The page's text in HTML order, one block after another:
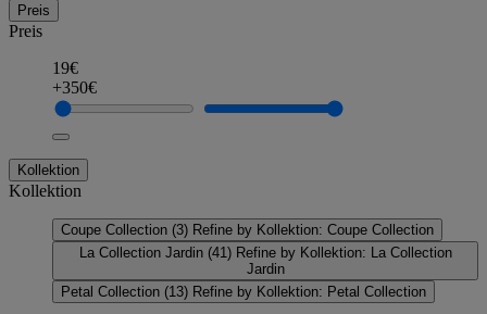
Preis
Preis
19€
+350€
Kollektion
Kollektion
Coupe Collection (3) Refine by Kollektion: Coupe Collection
La Collection Jardin (41) Refine by Kollektion: La Collection
Jardin
Petal Collection (13) Refine by Kollektion: Petal Collection